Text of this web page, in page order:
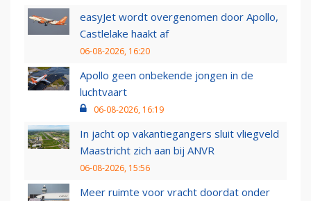
easyJet wordt overgenomen door Apollo,
Castlelake haakt af
06-08-2026, 16:20
Apollo geen onbekende jongen in de
luchtvaart
06-08-2026, 16:19
In jacht op vakantiegangers sluit vliegveld
Maastricht zich aan bij ANVR
06-08-2026, 15:56
Meer ruimte voor vracht doordat onder